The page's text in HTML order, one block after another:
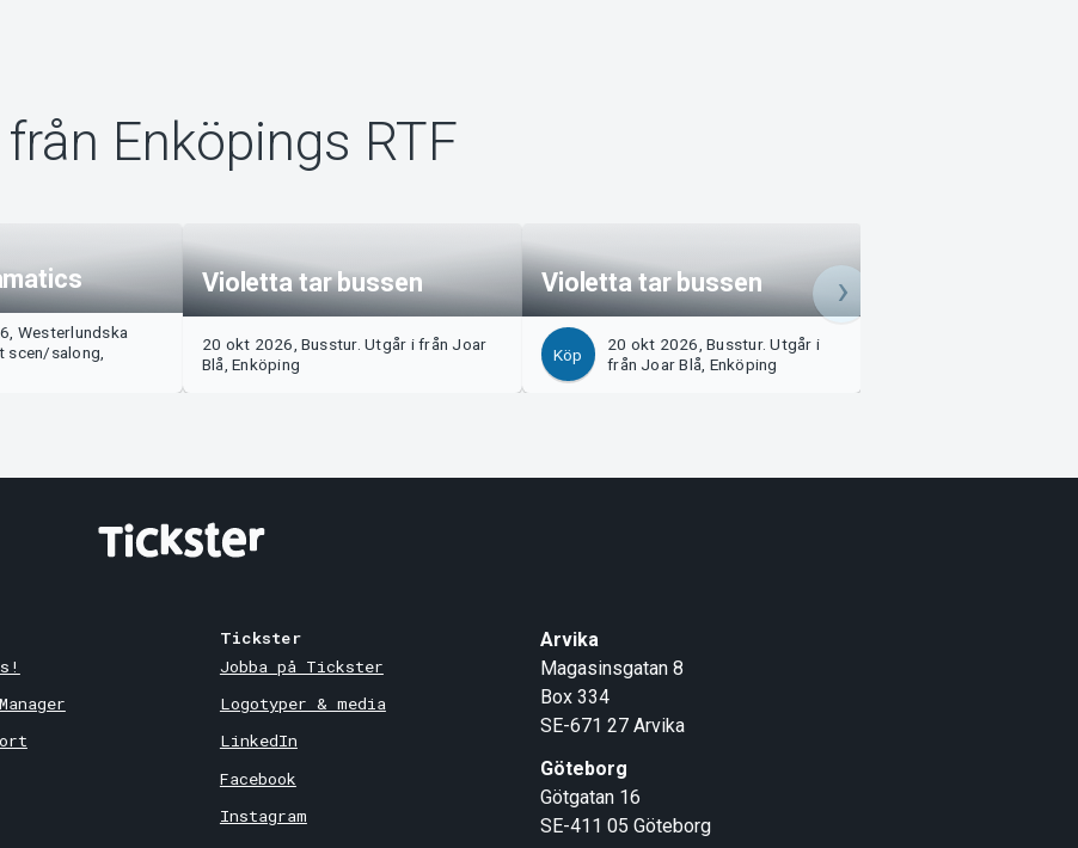
Enköpings RTF
Westerlundska
scen/salong,
Violetta tar bussen
20 okt 2026, Busstur. Utgår i från Joar
Blå, Enköping
Violetta tar bussen
Köp
20 okt 2026, Busstur. Utgår i
från Joar Blå, Enköping
Tickster
Jobba på Tickster
Logotyper & media
LinkedIn
Facebook
Instagram
Arvika
Magasinsgatan 8
Box 334
SE-671 27 Arvika
Göteborg
Götgatan 16
SE-411 05 Göteborg